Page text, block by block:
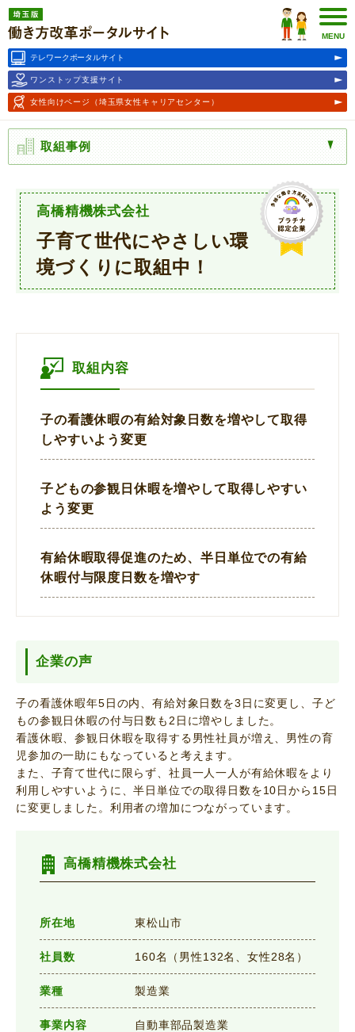
埼玉版働き方改革ポータルサ
イト
MENU
テレワークポータルサイト
ワンストップ支援サイト
女性向けページ （埼玉県女性キャリアセンター）
取組事例
高橋精機株式会社
子育て世代にやさしい環
境づくりに取組中！
取組内容
子の看護休暇の有給対象日数を増やして取得
しやすいよう変更
子どもの参観日休暇を増やして取得しやすい
よう変更
有給休暇取得促進のため、半日単位での有給
休暇付与限度日数を増やす
企業の声
子の看護休暇年5日の内、有給対象日数を3日に変更し、子ど
もの参観日休暇の付与日数も2日に増やしました。
看護休暇、参観日休暇を取得する男性社員が増え、男性の育
児参加の一助にもなっていると考えます。
また、子育て世代に限らず、社員一人一人が有給休暇をより
利用しやすいように、半日単位での取得日数を10日から15日
に変更しました。利用者の増加につながっています。
高橋精機株式会社
所在地 東松山市
社員数 160名（男性132名、女性28名）
業種 製造業
事業内容 自動車部品製造業